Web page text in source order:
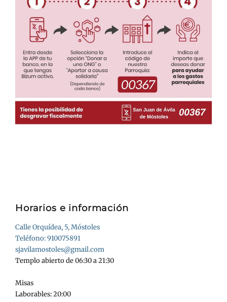
Horarios e información
Calle Orquídea, 5, Móstoles
Teléfono: 910075891
sjavilamostoles@gmail.com
Templo abierto de 06:30 a 21:30
Misas
Laborables: 20:00